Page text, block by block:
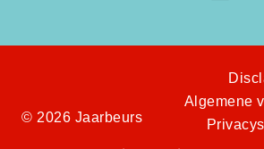
© 2026 Jaarbeurs
Algemene